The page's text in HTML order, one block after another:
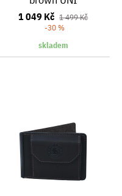
1 049 Kč 1 499 Kč
-30 %
skladem